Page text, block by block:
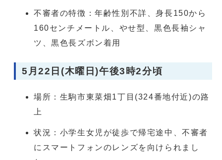
不審者の特徴：年齢性別不詳、身長150から
160センチメートル、やせ型、黒色長袖シャ
ツ、黒色長ズボン着用
5月22日(木曜日)午後3時2分頃
場所：生駒市東菜畑1丁目(324番地付近)の路
上
状況：小学生女児が徒歩で帰宅途中、不審者
にスマートフォンのレンズを向けられまし